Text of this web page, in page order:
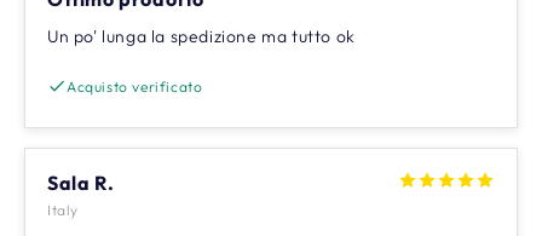
Un po' lunga la spedizione ma tutto ok
Acquisto verificato
Sala R.
Italy